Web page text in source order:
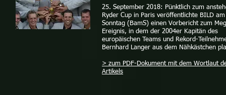
25. September 2018: Pünktlich zum
Ryder Cup in Paris veröffentlichte BILD am
Sonntag (BamS) einen Vorbericht zum
Ereignis, in dem der 2004er Kapitän des
europäischen Teams und Rekord-
Bernhard Langer aus dem Nähkästchen
> zum PDF-Dokument mit dem Wortlaut
Artikels